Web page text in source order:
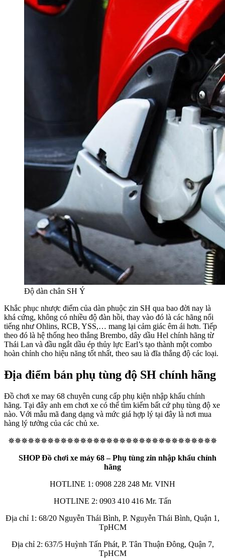
Độ dàn chân SH Ý
Khắc phục nhược điểm của dàn phuộc zin SH qua bao đời nay là
khá cứng, không có nhiều độ đàn hồi, thay vào đó là các hãng nổi
tiếng như Ohlins, RCB, YSS,… mang lại cảm giác êm ái hơn. Tiếp
theo đó là hệ thống heo thắng Brembo, dây dầu Hel chính hãng từ
Thái Lan và đầu ngắt dầu ép thủy lực Earl’s tạo thành một combo
hoàn chỉnh cho hiệu năng tốt nhất, theo sau là đĩa thắng độ các loại.
Địa điểm bán phụ tùng độ SH chính hãng
Đồ chơi xe may 68 chuyên cung cấp phụ kiện nhập khẩu chính
hãng. Tại đây anh em chơi xe có thể tìm kiếm bất cứ phụ tùng độ xe
nào. Với mẫu mã đang dạng và mức giá hợp lý tại đây là nơi mua
hàng lý tưởng của các chủ xe.
✵✵✵✵✵✵✵✵✵✵✵✵✵✵✵✵✵✵✵✵✵✵✵✵✵✵✵✵✵✵✵✵
SHOP Đồ chơi xe máy 68 – Phụ tùng zin nhập khẩu chính
hãng
HOTLINE 1: 0908 228 248 Mr. VINH
HOTLINE 2: 0903 410 416 Mr. Tấn
Địa chỉ 1: 68/20 Nguyễn Thái Bình, P. Nguyễn Thái Bình, Quận 1,
TpHCM
Địa chỉ 2: 637/5 Huỳnh Tấn Phát, P. Tân Thuận Đông, Quận 7,
TpHCM